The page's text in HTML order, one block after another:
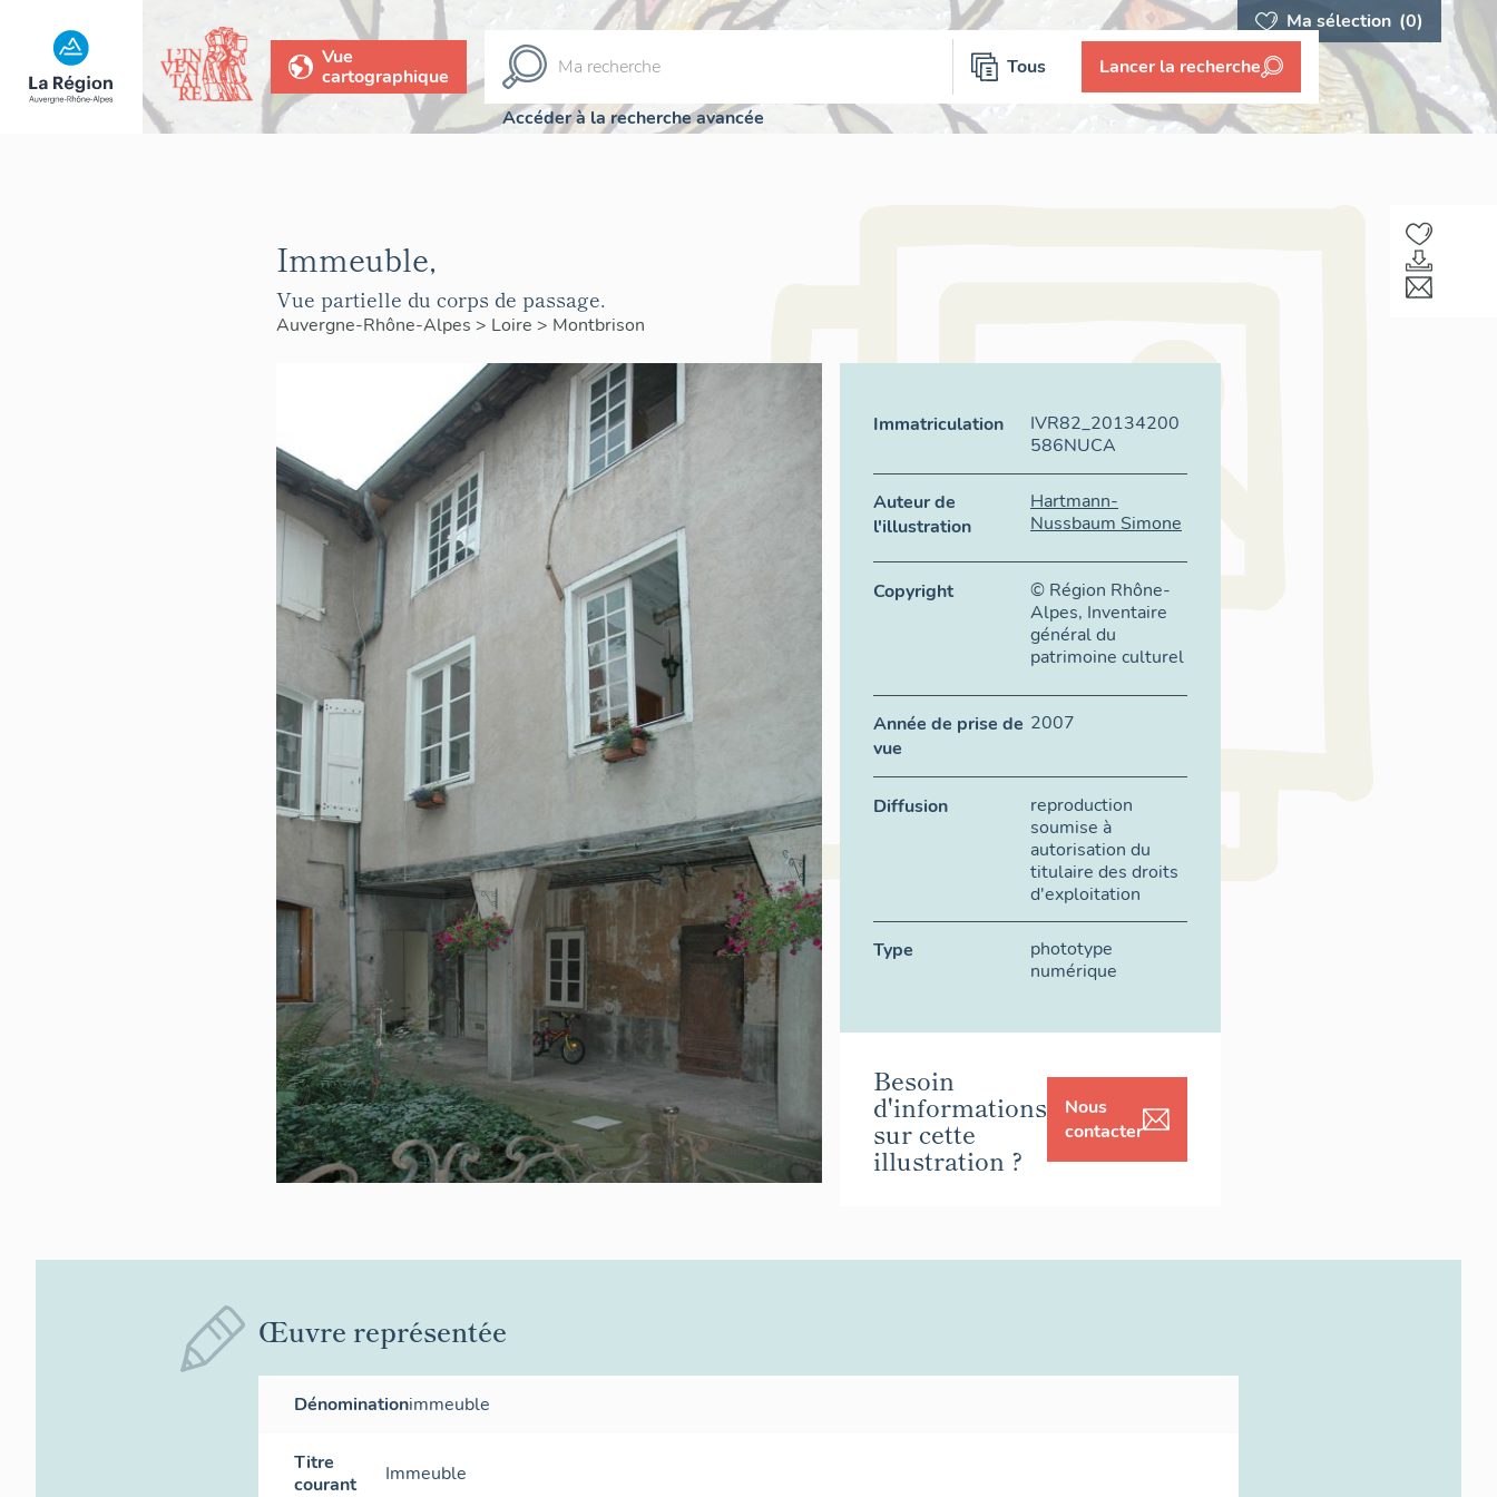
Ma sélection (0)
Vue
cartographique
Tous Lancer la recherche
Accéder à la recherche avancée
Immeuble,
Vue partielle du corps de passage.
Auvergne-Rhône-Alpes > Loire > Montbrison
Immatriculation
IVR82_20134200
586NUCA
Auteur de
l'illustration
Hartmann-
Nussbaum Simone
Copyright
© Région Rhône-
Alpes, Inventaire
général du
patrimoine culturel
Année de prise de
vue
2007
Diffusion
reproduction
soumise à
autorisation du
titulaire des droits
d'exploitation
Type
phototype
numérique
Besoin
d'informations
sur cette
illustration ?
Nous
contacter
Œuvre représentée
Dénominationimmeuble
Titre
courant
Immeuble